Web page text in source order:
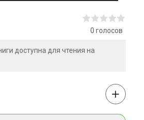
0 голосов
доступна для чтения на